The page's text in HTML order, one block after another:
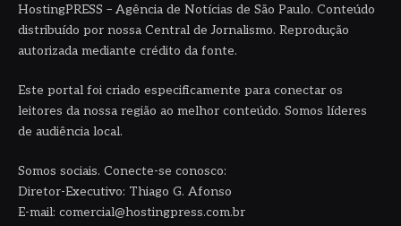
HostingPRESS – Agência de Notícias de São Paulo. Conteúdo
distribuído por nossa Central de Jornalismo. Reprodução
autorizada mediante crédito da fonte.
Este portal foi criado especificamente para conectar os
leitores da nossa região ao melhor conteúdo. Somos líderes
de audiência local.
Somos sociais. Conecte-se conosco:
Diretor-Executivo: Thiago G. Afonso
E-mail: comercial@hostingpress.com.br